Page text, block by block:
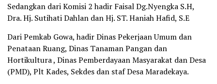
Sedangkan dari Komisi 2 hadir Faisal Dg.Nyengka S.H,
Dra. Hj. Sutihati Dahlan dan Hj. ST. Haniah Hafid, S.E
Dari Pemkab Gowa, hadir Dinas Pekerjaan Umum dan
Penataan Ruang, Dinas Tanaman Pangan dan
Hortikultura , Dinas Pemberdayaan Masyarakat dan Desa
(PMD), Plt Kades, Sekdes dan staf Desa Maradekaya.